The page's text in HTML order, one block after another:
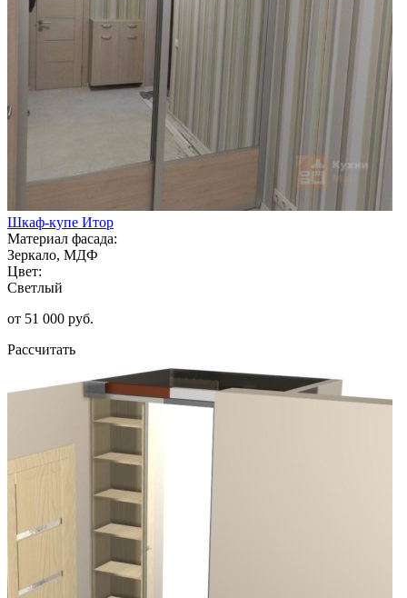
Шкаф-купе Итор
Материал фасада:
Зеркало, МДФ
Цвет:
Светлый
от 51 000 руб.
Рассчитать